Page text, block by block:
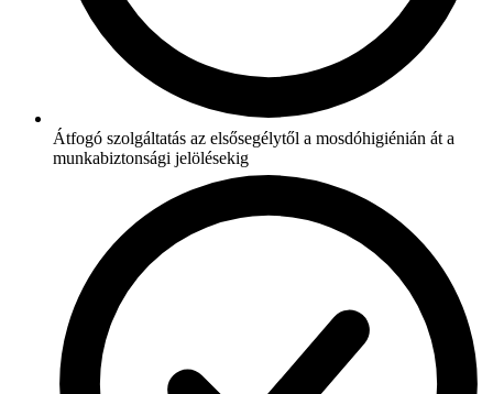
Átfogó szolgáltatás az elsősegélytől a mosdóhigiénián át a
munkabiztonsági jelölésekig